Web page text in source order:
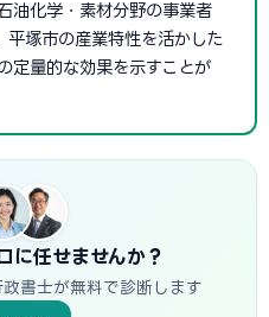
油化学・素材分野の事業者
平塚市の産業特性を活かした
定量的な効果を示すことが
に任せませんか？
書士が無料で診断します